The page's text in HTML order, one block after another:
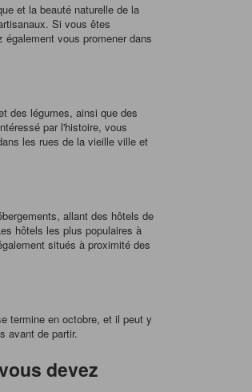
et la beauté naturelle de la
Si vous êtes
vous promener dans
des légumes, ainsi que des
par l'histoire, vous
les rues de la vieille ville et
allant des hôtels de
hôtels les plus populaires à
situés à proximité des
termine en octobre, et il peut y
avant de partir.
devez